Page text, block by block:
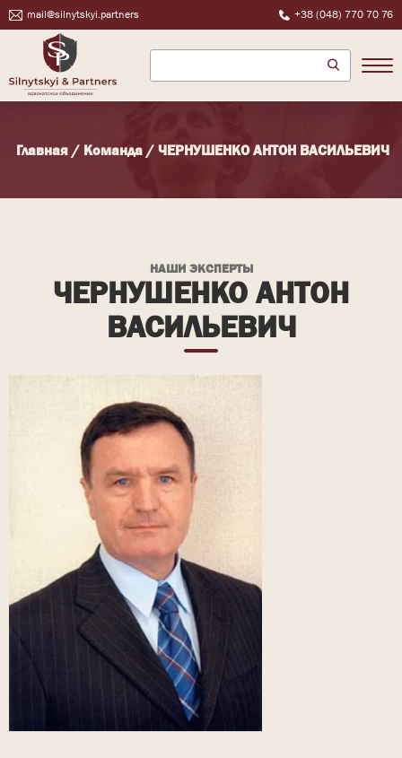
mail@silnytskyi.partners +38 (048) 770 70 76
Главная / Команда / ЧЕРНУШЕНКО АНТОН ВАСИЛЬЕВИЧ
НАШИ ЭКСПЕРТЫ
ЧЕРНУШЕНКО АНТОН
ВАСИЛЬЕВИЧ